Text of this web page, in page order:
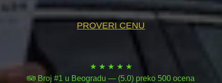
PROVERI CENU
★ ★ ★ ★ ★
Broj #1 u Beogradu — (5.0) preko 500 ocena